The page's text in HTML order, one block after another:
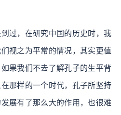
过，在研究中国的历史时，我
视之为平常的情况，其实更值
果我们不去了解孔子的生平背
那样的一个时代，孔子所坚持
展有了那么大的作用，也很难